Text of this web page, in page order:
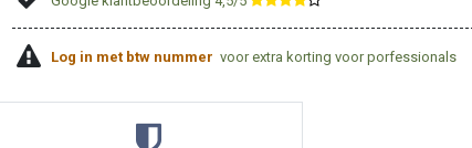
Log in met btw nummer voor extra korting voor porfessionals